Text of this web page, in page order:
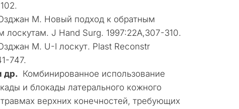
М. Новый подход к обратным
лоскутам. J Hand Surg. 1997:22A,307-310.
М. U-I лоскут. Plast Reconstr
747.
др. Комбинированное использование
и блокады латерального кожного
верхних конечностей, требующих